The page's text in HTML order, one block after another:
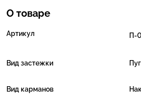
О товаре
Артикул П-
Вид застежки
Вид карманов